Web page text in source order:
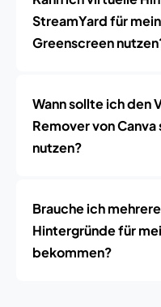
StreamYard für
Greenscreen
Wann sollte ich den
Remover von
nutzen?
Brauche ich
Hintergründe für
bekommen?